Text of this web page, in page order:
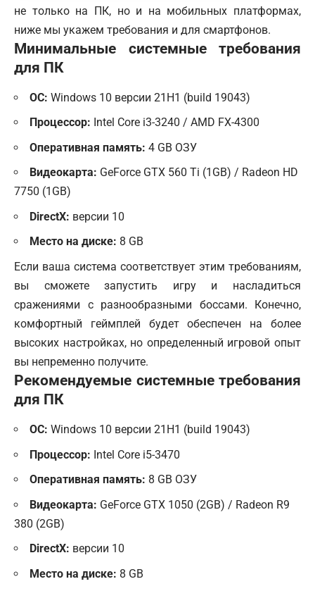
не только на ПК, но и на мобильных платформах,
ниже мы укажем требования и для смартфонов.
Минимальные системные требования
для ПК
ОС: Windows 10 версии 21H1 (build 19043)
Процессор: Intel Core i3-3240 / AMD FX-4300
Оперативная память: 4 GB ОЗУ
Видеокарта: GeForce GTX 560 Ti (1GB) / Radeon HD
7750 (1GB)
DirectX: версии 10
Место на диске: 8 GB
Если ваша система соответствует этим требованиям,
вы сможете запустить игру и насладиться
сражениями с разнообразными боссами. Конечно,
комфортный геймплей будет обеспечен на более
высоких настройках, но определенный игровой опыт
вы непременно получите.
Рекомендуемые системные требования
для ПК
ОС: Windows 10 версии 21H1 (build 19043)
Процессор: Intel Core i5-3470
Оперативная память: 8 GB ОЗУ
Видеокарта: GeForce GTX 1050 (2GB) / Radeon R9
380 (2GB)
DirectX: версии 10
Место на диске: 8 GB